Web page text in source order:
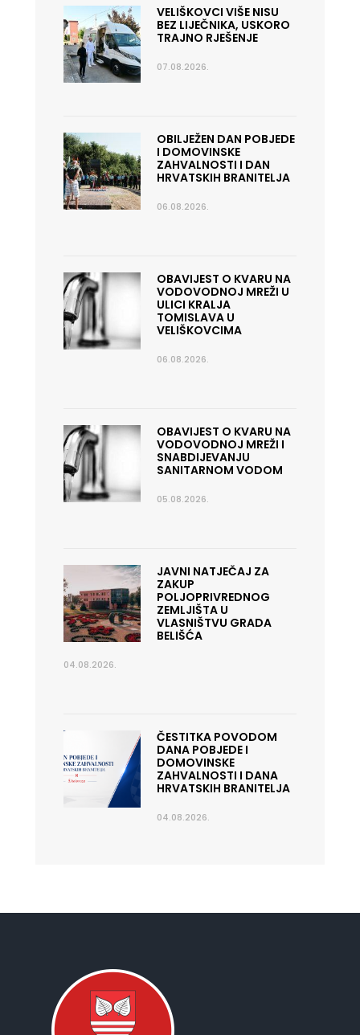
VELIŠKOVCI VIŠE NISU
BEZ LIJEČNIKA, USKORO
TRAJNO RJEŠENJE
07.08.2026.
OBILJEŽEN DAN POBJEDE
I DOMOVINSKE
ZAHVALNOSTI I DAN
HRVATSKIH BRANITELJA
06.08.2026.
OBAVIJEST O KVARU NA
VODOVODNOJ MREŽI U
ULICI KRALJA
TOMISLAVA U
VELIŠKOVCIMA
06.08.2026.
OBAVIJEST O KVARU NA
VODOVODNOJ MREŽI I
SNABDIJEVANJU
SANITARNOM VODOM
05.08.2026.
JAVNI NATJEČAJ ZA
ZAKUP
POLJOPRIVREDNOG
ZEMLJIŠTA U
VLASNIŠTVU GRADA
BELIŠĆA
04.08.2026.
ČESTITKA POVODOM
DANA POBJEDE I
DOMOVINSKE
ZAHVALNOSTI I DANA
HRVATSKIH BRANITELJA
04.08.2026.